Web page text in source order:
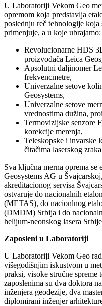
U Laboratoriji Vekom Geo
opremom koja predstavlja
poslednju reč tehnologije
primenjuje, a u koje ubrajamo:
Revolucionarne HDS
proizvođača Leica
Apsolutni daljinomer
frekvencmetre,
Univerzalne setove
Geosystems,
Univerzalne setove
vrednostima dužina,
Termovizijske senzore
korekcije merenja,
Teleskopske i invarske
čitačima laserskog
Sva ključna merna oprema
Geosystems AG u
akreditacionog servisa
ostvaruje do nacionalnih
(METAS), do nacionlnog
(DMDM) Srbija i do
helijum-neonskog lasera
Zaposleni u Laboratoriji
U Laboratoriji Vekom Geo
višegodišnjim iskustvom u
praksi, visoke stručne spreme
zaposlenima su dva doktora
inženjera geodezije, dva
diplomirani inženjer